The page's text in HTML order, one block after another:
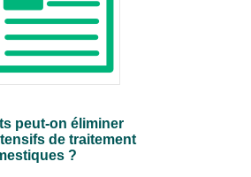
peut-on éliminer
de traitement
?